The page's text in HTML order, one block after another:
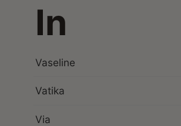
In
Vaseline
Vatika
Via